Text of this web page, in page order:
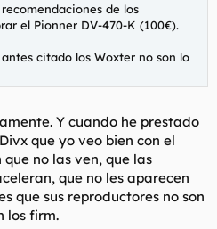
recomendaciones de los
el Pionner DV-470-K (100€).
citado los Woxter no son lo
Y cuando he prestado
que yo veo bien con el
no las ven, que las
que no les aparecen
que sus reproductores no son
los firm.